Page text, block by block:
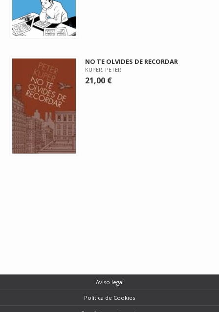
NO TE OLVIDES DE RECORDAR
KUPER, PETER
21,00 €
Aviso legal
Política de Cookies